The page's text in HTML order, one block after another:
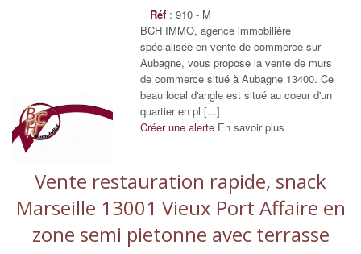
Réf : 910 - M
BCH IMMO, agence immobilière
spécialisée en vente de commerce sur
Aubagne, vous propose la vente de murs
de commerce situé à Aubagne 13400. Ce
beau local d'angle est situé au coeur d'un
quartier en pl [...]
Créer une alerte En savoir plus
Vente restauration rapide, snack
Marseille 13001 Vieux Port Affaire en
zone semi pietonne avec terrasse